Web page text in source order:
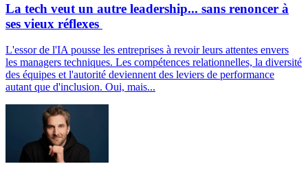
La tech veut un autre leadership... sans renoncer à
ses vieux réflexes
L'essor de l'IA pousse les entreprises à revoir leurs attentes envers
les managers techniques. Les compétences relationnelles, la diversité
des équipes et l'autorité deviennent des leviers de performance
autant que d'inclusion. Oui, mais...